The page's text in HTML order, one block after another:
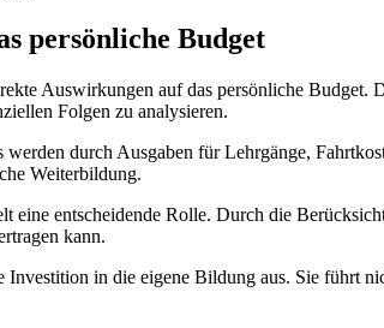
persönliche Budget
Auswirkungen auf das persönliche Budget.
Folgen zu analysieren.
durch Ausgaben für Lehrgänge,
Weiterbildung.
eine entscheidende Rolle. Durch die
kann.
in die eigene Bildung aus. Sie führt